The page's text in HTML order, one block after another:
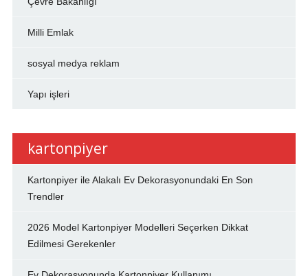
Milli Emlak
sosyal medya reklam
Yapı işleri
kartonpiyer
Kartonpiyer ile Alakalı Ev Dekorasyonundaki En Son
Trendler
2026 Model Kartonpiyer Modelleri Seçerken Dikkat
Edilmesi Gerekenler